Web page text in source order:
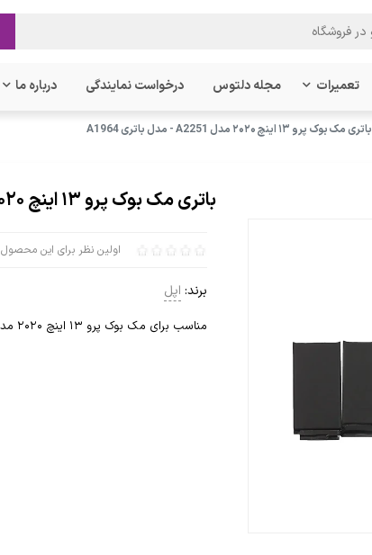
تعمیرات مجله دلتوس درخواست نمایندگی درباره ما
باتری مک بوک پرو ۱۳ اینچ ۲۰۲۰ مدل A2251 - مدل باتری A1964
باتری مک بوک پرو ۱۳ اینچ ۲۰۲۰ مدل A2251 - مدل باتری A1964
اولین نظر برای این محصول
برند: اپل
مناسب برای مک بوک پرو ۱۳ اینچ ۲۰۲۰ مدل A2251